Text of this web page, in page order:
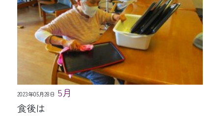
2023年05月28日 5月
食後は